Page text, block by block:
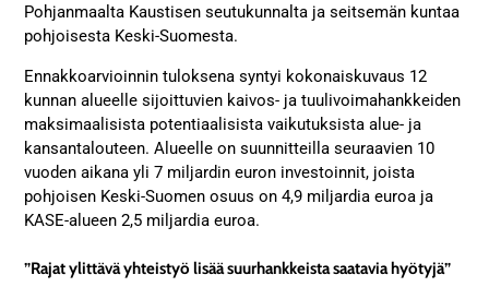
Pohjanmaalta Kaustisen seutukunnalta ja seitsemän kuntaa
pohjoisesta Keski-Suomesta.
Ennakkoarvioinnin tuloksena syntyi kokonaiskuvaus 12
kunnan alueelle sijoittuvien kaivos- ja tuulivoimahankkeiden
maksimaalisista potentiaalisista vaikutuksista alue- ja
kansantalouteen. Alueelle on suunnitteilla seuraavien 10
vuoden aikana yli 7 miljardin euron investoinnit, joista
pohjoisen Keski-Suomen osuus on 4,9 miljardia euroa ja
KASE-alueen 2,5 miljardia euroa.
”Rajat ylittävä yhteistyö lisää suurhankkeista saatavia hyötyjä”